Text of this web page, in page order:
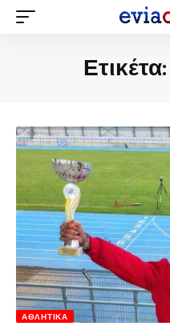
Ετικέτα:
ΑΘΛΗΤΙΚΆ